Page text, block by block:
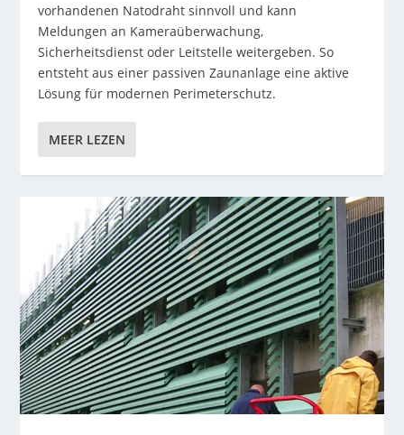
vorhandenen Natodraht sinnvoll und kann
Meldungen an Kameraüberwachung,
Sicherheitsdienst oder Leitstelle weitergeben. So
entsteht aus einer passiven Zaunanlage eine aktive
Lösung für modernen Perimeterschutz.
MEER LEZEN